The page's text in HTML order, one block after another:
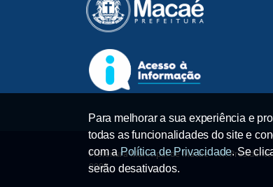
Prefeitura Municipal de Macaé - Av.
9008
Para melhorar a sua experiência e
todas as funcionalidades do site e
com aPolítica de Privacidade. Se
serão desativados.